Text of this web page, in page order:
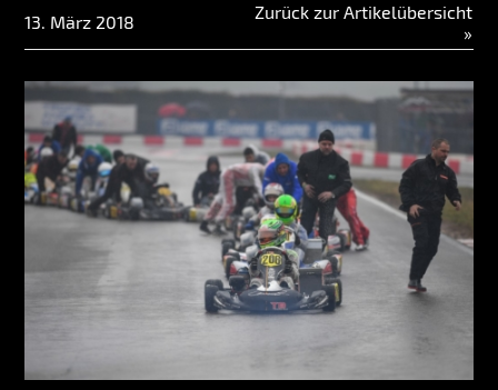
13. März 2018
Zurück zur Artikelübersicht
»